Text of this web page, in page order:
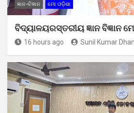
ଜ୍ଞାନ-ବିଜ୍ଞାନ ମୋ ଓଡ଼ିଶା
ବିଦ୍ୟାଳୟରସ୍ତରୀୟ ଜ୍ଞାନ ବିଜ୍ଞାନ
16 hours ago Sunil Kumar